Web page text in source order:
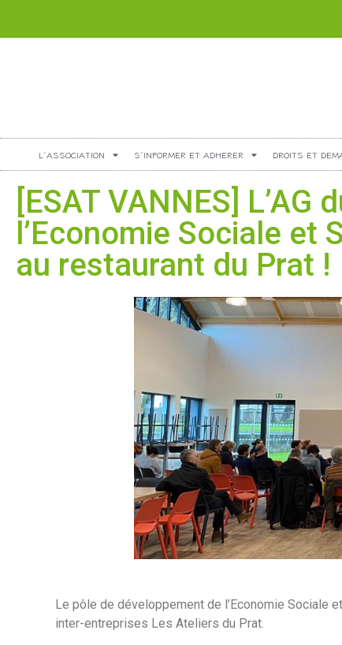
L’ASSOCIATION S’INFORMER ET ADHERER DROITS ET
[ESAT VANNES]
l’Economie Sociale et
au restaurant du Prat !
Le pôle de développement de l’Economie Sociale
inter-entreprises Les Ateliers du Prat.